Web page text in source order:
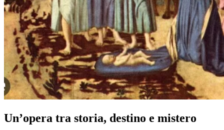
Un’opera tra storia, destino e mistero